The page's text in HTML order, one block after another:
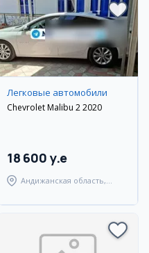
Легковые автомобили
Chevrolet Malibu 2 2020
18 600 y.e
Андижанская область,